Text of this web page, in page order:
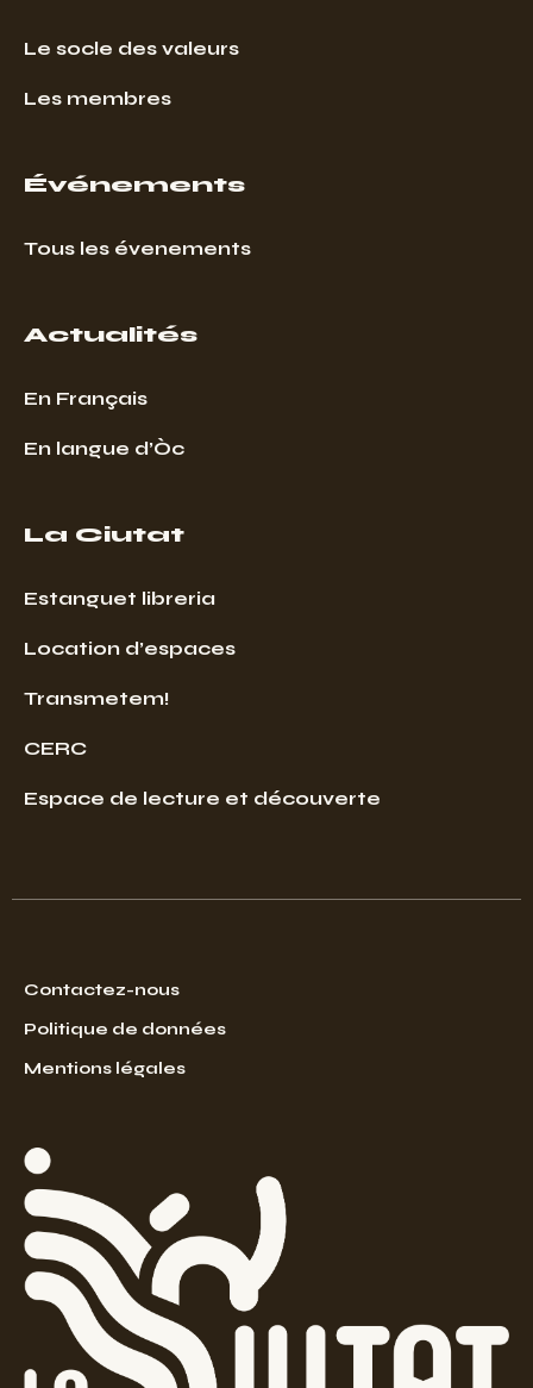
Le socle des valeurs
Les membres
Événements
Tous les évenements
Actualités
En Français
En langue d’Òc
La Ciutat
Estanguet libreria
Location d’espaces
Transmetem!
CERC
Espace de lecture et découverte
Contactez-nous
Politique de données
Mentions légales